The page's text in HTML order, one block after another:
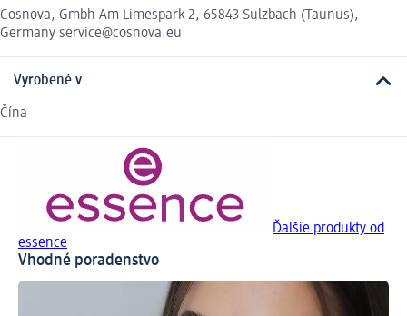
Cosnova, Gmbh Am Limespark 2, 65843 Sulzbach (Taunus),
Germany service@cosnova.eu
Vyrobené v
Čína
Ďalšie produkty od
essence
Vhodné poradenstvo